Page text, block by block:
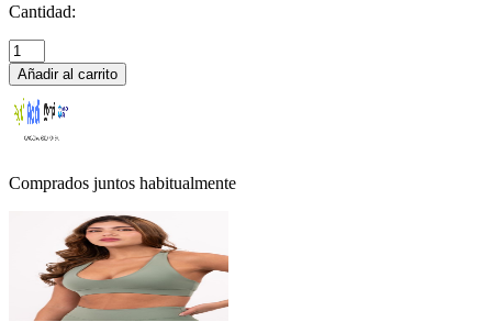
Cantidad:
Añadir al carrito
Comprados juntos habitualmente